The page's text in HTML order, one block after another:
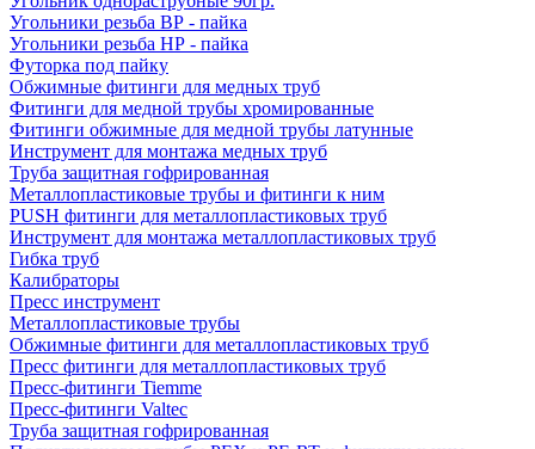
Угольники резьба ВР - пайка
Угольники резьба НР - пайка
Футорка под пайку
Обжимные фитинги для медных труб
Фитинги для медной трубы хромированные
Фитинги обжимные для медной трубы латунные
Инструмент для монтажа медных труб
Труба защитная гофрированная
Металлопластиковые трубы и фитинги к ним
PUSH фитинги для металлопластиковых труб
Инструмент для монтажа металлопластиковых труб
Гибка труб
Калибраторы
Пресс инструмент
Металлопластиковые трубы
Обжимные фитинги для металлопластиковых труб
Пресс фитинги для металлопластиковых труб
Пресс-фитинги Tiemme
Пресс-фитинги Valtec
Труба защитная гофрированная